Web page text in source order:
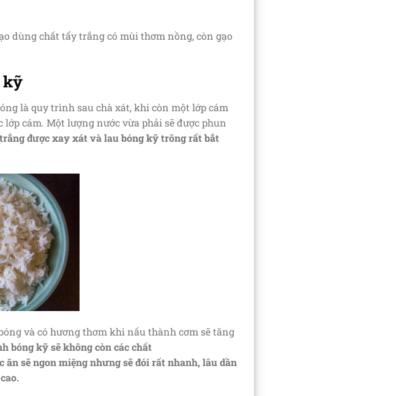
dùng chất tẩy trắng có mùi thơm nồng, còn gạo
kỹ
là quy trình sau chà xát, khi còn một lớp cám
cám. Một lượng nước vừa phải sẽ được phun
được xay xát và lau bóng kỹ trông rất bắt
và có hương thơm khi nấu thành cơm sẽ tăng
bóng kỹ sẽ không còn các chất
sẽ ngon miệng nhưng sẽ đói rất nhanh, lâu dần